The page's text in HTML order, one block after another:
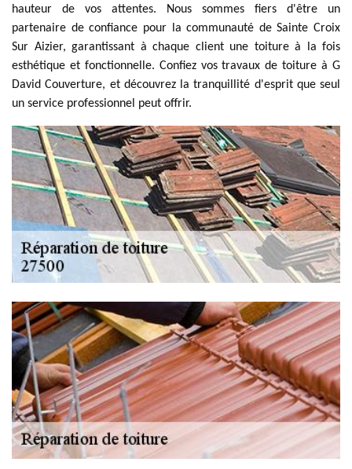
hauteur de vos attentes. Nous sommes fiers d'être un
partenaire de confiance pour la communauté de Sainte Croix
Sur Aizier, garantissant à chaque client une toiture à la fois
esthétique et fonctionnelle. Confiez vos travaux de toiture à G
David Couverture, et découvrez la tranquillité d'esprit que seul
un service professionnel peut offrir.